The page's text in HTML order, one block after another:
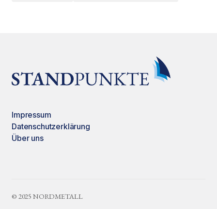
Impressum
Datenschutzerklärung
Über uns
© 2025 NORDMETALL